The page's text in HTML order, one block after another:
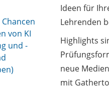
von KI
und -
Ideen für
Lehrenden
Highlights
neue
mit